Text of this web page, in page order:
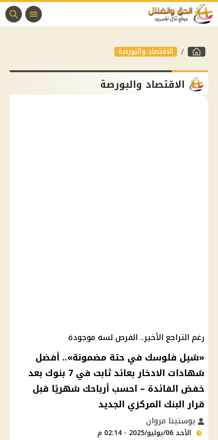
الاقتصاد والبورصة
الاقتصاد والبورصة
رغم التراجع الأخير.. الفرص لسه موجودة
«شيل فلوسك في حتة مضمونة».. أفضل
شهادات الادخار بعائد ثابت في 7 بنوك بعد
خفض الفائدة – احسب أرباحك شهريًا قبل
قرار البنك المركزي الجديد
يوستينا مروان
الأحد 06/يوليو/2025 - 02:14 م